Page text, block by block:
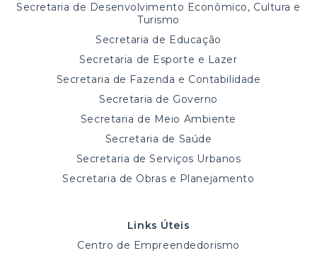
Secretaria de Desenvolvimento Econômico, Cultura e
Turismo
Secretaria de Educação
Secretaria de Esporte e Lazer
Secretaria de Fazenda e Contabilidade
Secretaria de Governo
Secretaria de Meio Ambiente
Secretaria de Saúde
Secretaria de Serviços Urbanos
Secretaria de Obras e Planejamento
Links Úteis
Centro de Empreendedorismo